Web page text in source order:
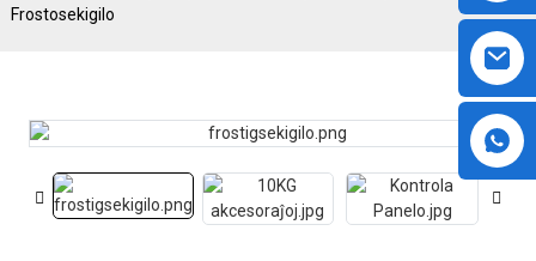
Frostosekigilo